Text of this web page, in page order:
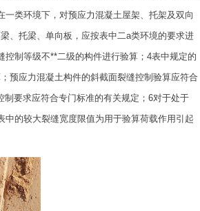
类环境下，对预应力混凝土屋架、托架及双向
、托梁、单向板，应按表中二a类环境的要求进
制等级不**二级的构件进行验算；4表中规定的
预应力混凝土构件的斜截面裂缝控制验算应符合
要求应符合专门标准的有关规定；6对于处于
的较大裂缝宽度限值为用于验算荷载作用引起